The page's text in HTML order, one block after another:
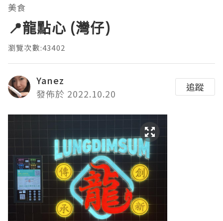
美食
📍龍點心 (灣仔)
瀏覽次數:43402
Yanez
發佈於 2022.10.20
追蹤